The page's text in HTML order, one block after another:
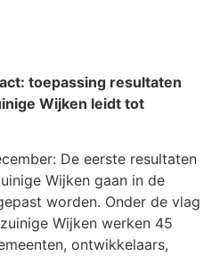
toepassing resultaten
Wijken leidt tot
De eerste resultaten
Wijken gaan in de
worden. Onder de vlag
Wijken werken 45
ontwikkelaars,